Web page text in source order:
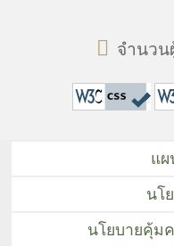
จำนวน
แผ
นโ
นโยบายคุ้ม